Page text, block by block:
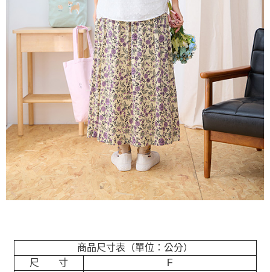
商品尺寸表（單位：公分）
尺 寸
F